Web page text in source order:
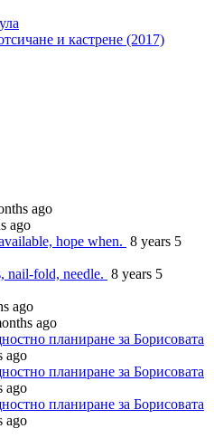
и кастрене (2017)
ago
ago
hope when. 8 years 5
nail-fold, needle. 8 years 5
ago
ago
планиране за Борисовата
ago
планиране за Борисовата
ago
планиране за Борисовата
ago